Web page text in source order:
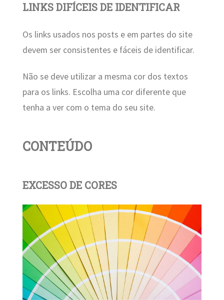
LINKS DIFÍCEIS DE IDENTIFICAR
Os links usados nos posts e em partes do site
devem ser consistentes e fáceis de identificar.
Não se deve utilizar a mesma cor dos textos
para os links. Escolha uma cor diferente que
tenha a ver com o tema do seu site.
CONTEÚDO
EXCESSO DE CORES